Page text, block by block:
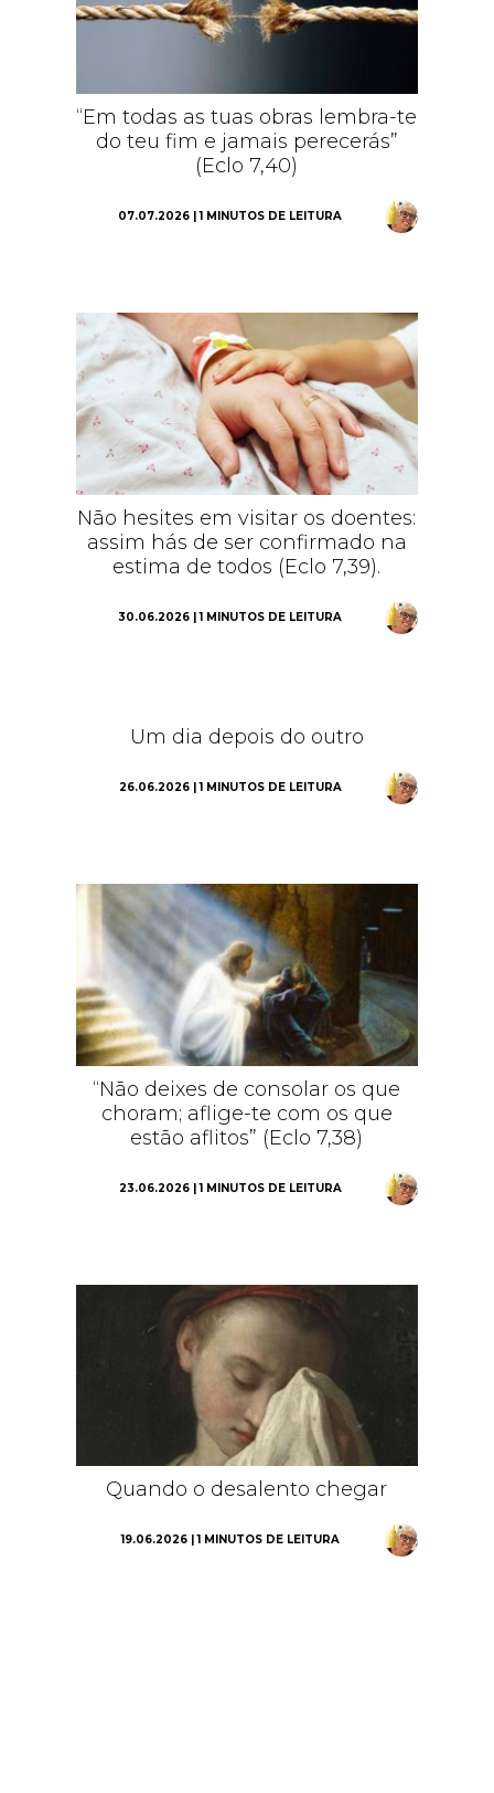
“Em todas as tuas obras lembra-te
do teu fim e jamais perecerás”
(Eclo 7,40)
07.07.2026 | 1 MINUTOS DE LEITURA
Não hesites em visitar os doentes:
assim hás de ser confirmado na
estima de todos (Eclo 7,39).
30.06.2026 | 1 MINUTOS DE LEITURA
Um dia depois do outro
26.06.2026 | 1 MINUTOS DE LEITURA
“Não deixes de consolar os que
choram; aflige-te com os que
estão aflitos” (Eclo 7,38)
23.06.2026 | 1 MINUTOS DE LEITURA
Quando o desalento chegar
19.06.2026 | 1 MINUTOS DE LEITURA